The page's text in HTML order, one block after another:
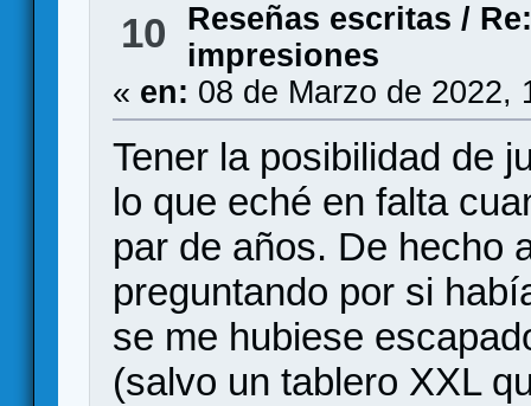
10 Reseñas escritas /
impresiones
« en: 08 de Marzo de 2022,
Tener la posibilidad de
lo que eché en falta
par de años. De hecho
preguntando por si
se me hubiese
(salvo un tablero XXL